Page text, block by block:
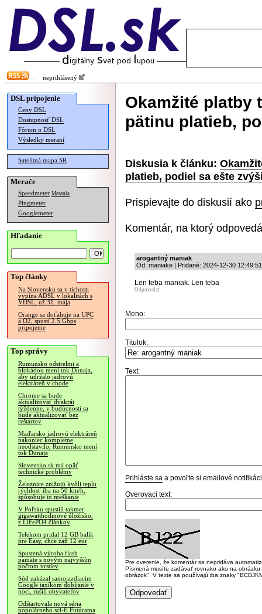
neprihlásený
DSL pripojenie
Ceny DSL
Dostupnosť DSL
Fórum o DSL
Výsledky meraní
Satelitná mapa SR
Merače
Speedmeter Merania
Pingmeter
Googlemeter
Hľadanie
Top články
Na Slovensku sa v tichosti
vypína ADSL v lokalitách s
VDSL, už 31. mája
Orange sa doťahuje na UPC
a O2, spustí 2.5 Gbps
pripojenie
Top správy
Rumunsko odstrelmi a
blokádou mení tok Dunaja,
aby udržalo jadrovú
elektráreň v chode
Chrome sa bude
aktualizovať dvakrát
týždenne, v budúcnosti sa
bude aktualizovať bez
reštartov
Maďarsko jadrovú elektráreň
nakoniec kompletne
neodstavilo, Rumunsko mení
tok Dunaja
Slovensko.sk má opäť
technické problémy
Železnice znižujú kvôli teplu
rýchlosť iba na 50 km/h,
spôsobuje to meškanie
V Poľsku spustili takmer
gigawatthodinové úložisko,
z LiFePO4 článkov
Telekom pridal 12 GB balík
pre Easy, chce zaň 12 eur
Spustená výroba flash
pamäte s novým najvyšším
počtom vrstiev
Súd zakázal samojazdiacim
Google taxíkom dobíjanie v
noci, rušili obyvateľov
Odštartovala nová séria
populárneho sci-fi Futurama
Okamžité platby
pätinu platieb,
Diskusia k článku:
platieb, podiel sa ešte
Prispievajte do diskusií ako
Komentár, na ktorý
arogantný maniak
Od: maniake | Pridané: 2024-12-30 12:49:51
Len teba maniak. Len teba
Odpovedať
Meno:
Titulok:
Text:
Prihláste sa a povoľte si emailové
Overovací text:
Pre overenie, že komentár sa nepridáva
Písmená musíte zadávať rovnako ako na
obrázok". V texte sa používajú iba znaky